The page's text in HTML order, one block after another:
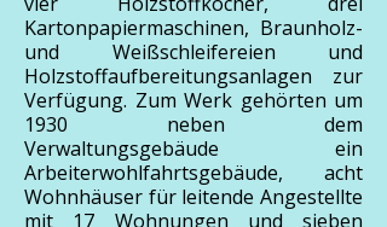
Kartonpapiermaschinen, Braunholz-
und Weißschleifereien und
Holzstoffaufbereitungsanlagen zur
Verfügung. Zum Werk gehörten um
1930 neben dem
Verwaltungsgebäude ein
Arbeiterwohlfahrtsgebäude, acht
Wohnhäuser für leitende Angestellte
mit 17 Wohnungen und sieben